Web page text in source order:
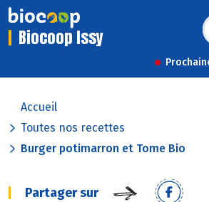
Biocoop Issy
Accueil
Toutes nos recettes
Burger potimarron et Tome Bio
Partager sur